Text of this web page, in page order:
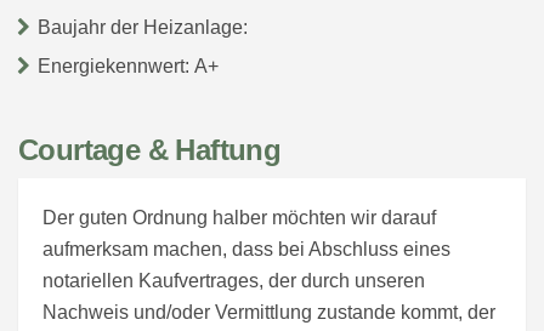
Baujahr der Heizanlage:
Energiekennwert: A+
Courtage & Haftung
Der guten Ordnung halber möchten wir darauf
aufmerksam machen, dass bei Abschluss eines
notariellen Kaufvertrages, der durch unseren
Nachweis und/oder Vermittlung zustande kommt, der